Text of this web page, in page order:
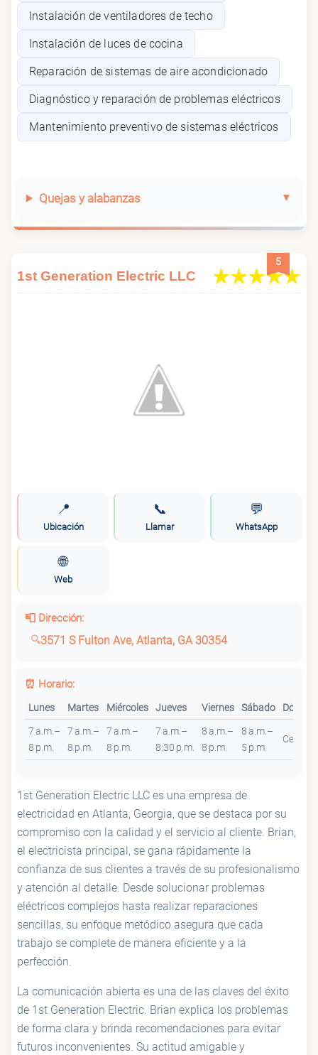
Instalación de ventiladores de techo
Instalación de luces de cocina
Reparación de sistemas de aire acondicionado
Diagnóstico y reparación de problemas eléctricos
Mantenimiento preventivo de sistemas eléctricos
Quejas y alabanzas
5
1st Generation Electric LLC
📍
Ubicación
📞
Llamar
💬
WhatsApp
🌐
Web
📮 Dirección:
3571 S Fulton Ave, Atlanta, GA 30354
⏰ Horario:
Lunes Martes Miércoles Jueves Viernes Sábado
7 a.m.–
8 p.m.
7 a.m.–
8 p.m.
7 a.m.–
8 p.m.
7 a.m.–
8:30 p.m.
8 a.m.–
8 p.m.
8 a.m.–
5 p.m.
Cerrado
1st Generation Electric LLC es una empresa de
electricidad en Atlanta, Georgia, que se destaca por su
compromiso con la calidad y el servicio al cliente. Brian,
el electricista principal, se gana rápidamente la
confianza de sus clientes a través de su profesionalismo
y atención al detalle. Desde solucionar problemas
eléctricos complejos hasta realizar reparaciones
sencillas, su enfoque metódico asegura que cada
trabajo se complete de manera eficiente y a la
perfección.
La comunicación abierta es una de las claves del éxito
de 1st Generation Electric. Brian explica los problemas
de forma clara y brinda recomendaciones para evitar
futuros inconvenientes. Su actitud amigable y